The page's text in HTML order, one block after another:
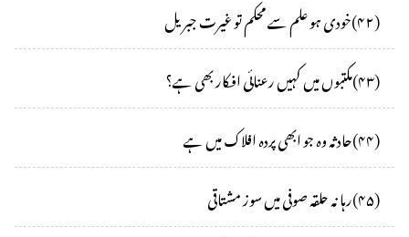
(۴۲)خودی ہو علم سے محکم تو غیرت جبریل
(۴۳)مکتبوں میں کہیں رعنائی افکار بھی ہے؟
(۴۴)حادثہ وہ جو ابھی پردہ افلاک میں ہے
(۴۵)رہا نہ حلقہ صوفی میں سوز مشتاقی